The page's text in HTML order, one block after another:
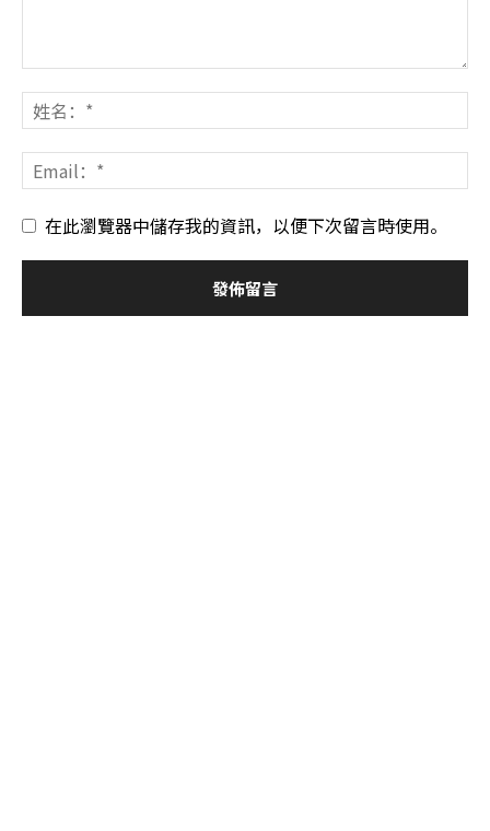
在此瀏覽器中儲存我的資訊，以便下次留言時使用。